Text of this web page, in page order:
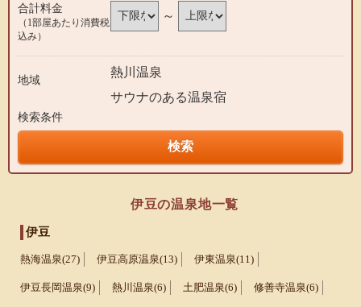
合計料金
（1部屋あたり消費税
込み）
～
地域
熱川温泉
検索条件
サウナのある温泉宿
伊豆の温泉地一覧
伊豆
熱海温泉(27) 伊豆高原温泉(13) 伊東温泉(11)
伊豆長岡温泉(9) 熱川温泉(6) 土肥温泉(6) 修善寺温泉(6)